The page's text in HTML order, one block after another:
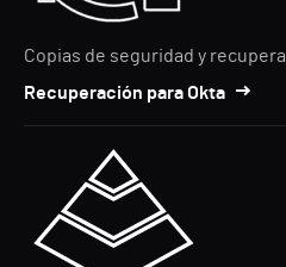
Copias de seguridad y
Recuperación para Okta